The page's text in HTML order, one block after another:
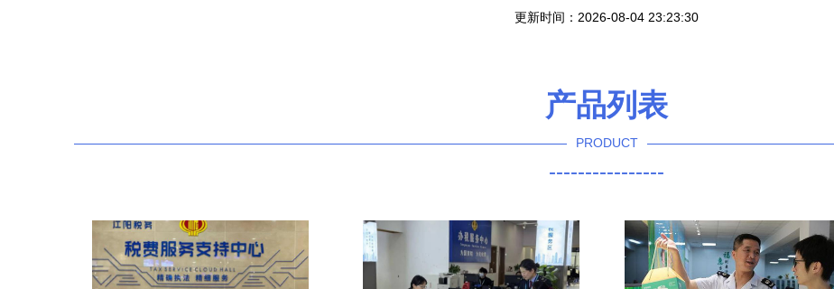
更新时间：2026-08-04 23:23:30
产品列表
PRODUCT
----------------